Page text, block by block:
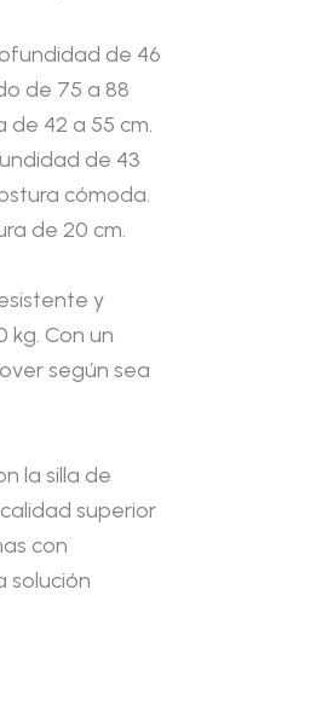
de 46
de 75 a 88
de 42 a 55 cm.
de 43
cómoda.
de 20 cm.
y
kg. Con un
según sea
la silla de
superior
con
solución